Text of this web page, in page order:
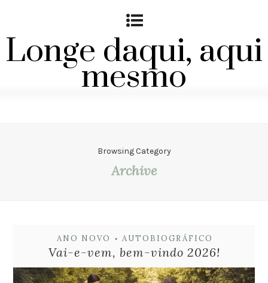
Longe daqui, aqui
mesmo
Browsing Category
Archive
ANO NOVO • AUTOBIOGRÁFICO
Vai-e-vem, bem-vindo 2026!